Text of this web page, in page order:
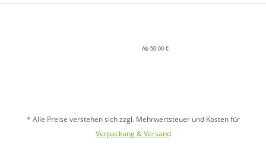
Ab 50,00 €
* Alle Preise verstehen sich zzgl. Mehrwertsteuer und Kosten für
Verpackung & Versand